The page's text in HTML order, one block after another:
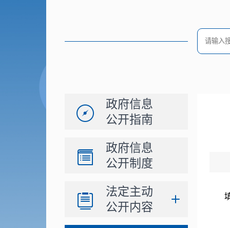
政府信息
公开指南
政府信息
公开制度
法定主动
公开内容